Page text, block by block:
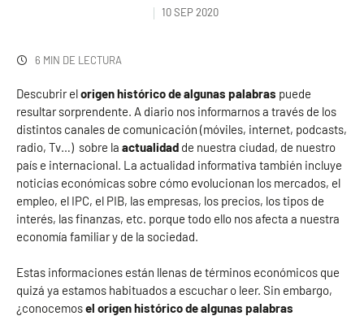
10 SEP 2020
6 MIN DE LECTURA
Descubrir elorigen histórico de algunas palabras puede
resultar sorprendente. A diario nos informarnos a través de los
distintos canales de comunicación (móviles, internet, podcasts,
radio, Tv…) sobre la actualidad de nuestra ciudad, de nuestro
país e internacional. La actualidad informativa también incluye
noticias económicas sobre cómo evolucionan los mercados, el
empleo, el IPC, el PIB, las empresas, los precios, los tipos de
interés, las finanzas, etc. porque todo ello nos afecta a nuestra
economía familiar y de la sociedad.
Estas informaciones están llenas de términos económicos que
quizá ya estamos habituados a escuchar o leer. Sin embargo,
¿conocemosel origen histórico de algunas palabras